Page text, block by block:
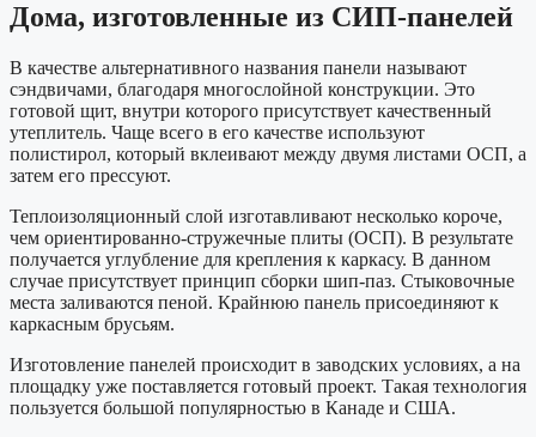
Дома, изготовленные из СИП-панелей
В качестве альтернативного названия панели называют
сэндвичами, благодаря многослойной конструкции. Это
готовой щит, внутри которого присутствует качественный
утеплитель. Чаще всего в его качестве используют
полистирол, который вклеивают между двумя листами ОСП, а
затем его прессуют.
Теплоизоляционный слой изготавливают несколько короче,
чем ориентированно-стружечные плиты (ОСП). В результате
получается углубление для крепления к каркасу. В данном
случае присутствует принцип сборки шип-паз. Стыковочные
места заливаются пеной. Крайнюю панель присоединяют к
каркасным брусьям.
Изготовление панелей происходит в заводских условиях, а на
площадку уже поставляется готовый проект. Такая технология
пользуется большой популярностью в Канаде и США.